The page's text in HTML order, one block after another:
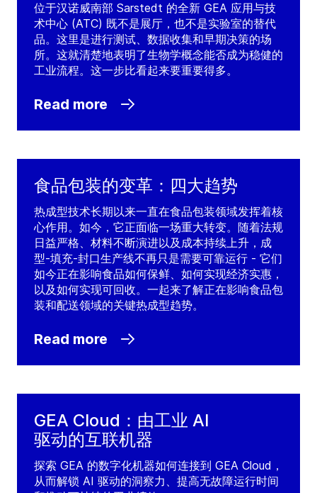
位于汉诺威南部 Sarstedt 的全新 GEA 应用与技
术中心 (ATC) 既不是展厅，也不是实验室的替代
品。这里是进行测试、数据收集和早期决策的场
所。这就清楚地表明了生物学概念能否成为稳健的
工业流程。这一步比看起来要重要得多。
Read more
食品包装的变革：四大趋势
热成型技术长期以来一直在食品包装领域发挥着核
心作用。如今，它正面临一场重大转变。随着法规
日益严格、材料不断演进以及成本持续上升，成
型-填充-封口生产线不再只是需要可靠运行 - 它们
如今正在影响食品如何保鲜、如何实现经济实惠，
以及如何实现可回收。一起来了解正在影响食品包
装和配送领域的关键热成型趋势。
Read more
GEA Cloud：由工业 AI
驱动的互联机器
探索 GEA 的数字化机器如何连接到 GEA Cloud，
从而解锁 AI 驱动的洞察力、提高无故障运行时间